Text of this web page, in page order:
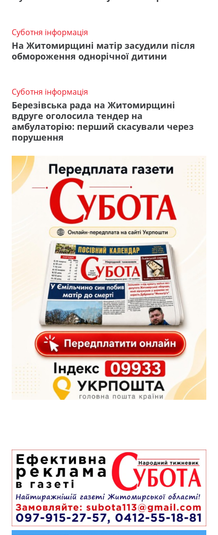
Суботня інформація
На Житомирщині матір засудили після
обмороження однорічної дитини
Суботня інформація
Березівська рада на Житомирщині
вдруге оголосила тендер на
амбулаторію: перший скасували через
порушення